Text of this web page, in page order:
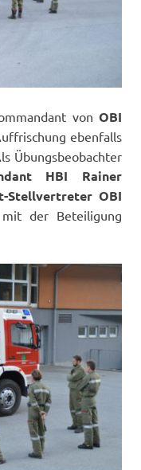
von OBI
ebenfalls
Übungsbeobachter
HBI Rainer
Stellvertreter OBI
der Beteiligung